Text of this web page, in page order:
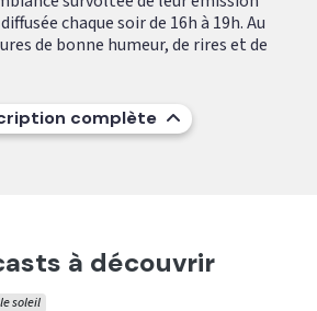
chaque soir de 16h à 19h. Au
de bonne humeur, de rires et de
complète
à découvrir
soleil